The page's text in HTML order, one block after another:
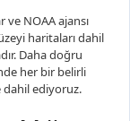
ve NOAA ajansı
haritaları dahil
Daha doğru
her bir belirli
ediyoruz.